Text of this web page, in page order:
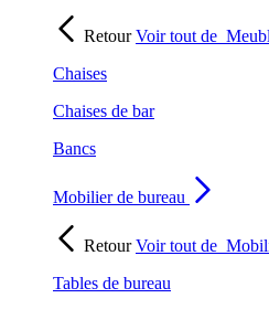
RetourVoir tout de
Chaises
Chaises de bar
Bancs
Mobilier de bureau
RetourVoir tout de
Tables de bureau